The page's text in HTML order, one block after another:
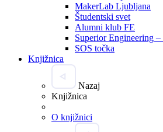
MakerLab Ljubljana
Študentski svet
Alumni klub FE
Superior Engineering –
SOS točka
Knjižnica
Nazaj
Knjižnica
O knjižnici